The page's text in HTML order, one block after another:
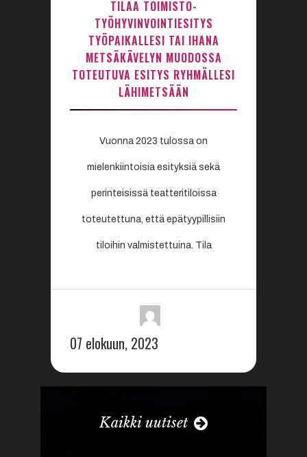
TILAA TOIMISTO-
TYÖHYVINVOINTIESITYS
TYÖPAIKALLESI TAI IHANA
METSÄKÄVELYN MUODOSSA
TOTEUTUVA ESITYS RYHMÄLLESI
LÄHIMETSÄÄN
Vuonna 2023 tulossa on
mielenkiintoisia esityksiä sekä
perinteisissä teatteritiloissa
toteutettuna, että epätyypillisiin
tiloihin valmistettuina. Tila
07 elokuun, 2023
Kaikki uutiset